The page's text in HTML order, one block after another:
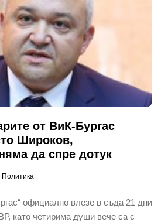
от ВиК-Бургас
Широков,
да спре дотук
Политика
официално влезе в съда 21 дни
като четирима души вече са с